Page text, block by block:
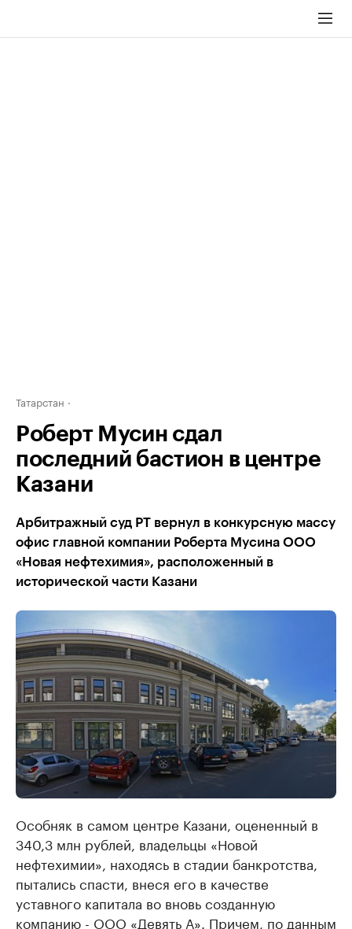
Татарстан
Роберт Мусин сдал
последний бастион в центре
Казани
Арбитражный суд РТ вернул в конкурсную массу
офис главной компании Роберта Мусина ООО
«Новая нефтехимия», расположенный в
исторической части Казани
Особняк в самом центре Казани, оцененный в
340,3 млн рублей, владельцы «Новой
нефтехимии», находясь в стадии банкротства,
пытались спасти, внеся его в качестве
уставного капитала во вновь созданную
компанию - ООО «Девять А». Причем, по данным